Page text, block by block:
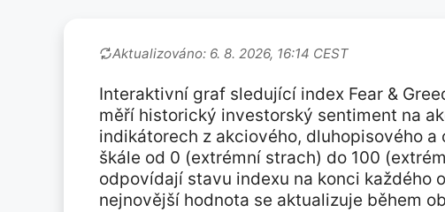
Aktualizováno: 6. 8. 2026, 16:14 CEST
Interaktivní graf sledující index Fear &
měří historický investorský sentiment na
indikátorech z akciového, dluhopisového
škále od 0 (extrémní strach) do 100
odpovídají stavu indexu na konci každého
nejnovější hodnota se aktualizuje během